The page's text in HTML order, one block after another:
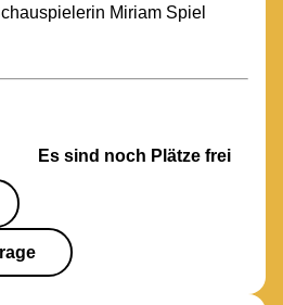
Miriam Spiel
Es sind noch Plätze frei